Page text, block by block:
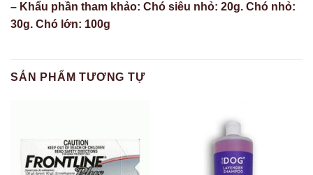
– Khẩu phần tham khảo: Chó siêu nhỏ: 20g. Chó nhỏ:
30g. Chó lớn: 100g
SẢN PHẨM TƯƠNG TỰ